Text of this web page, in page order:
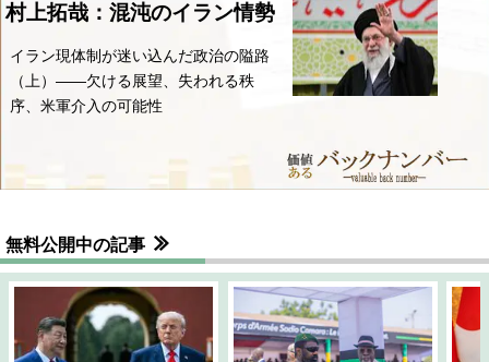
村上拓哉：混沌のイラン情勢
イラン現体制が迷い込んだ政治の隘路
（上）――欠ける展望、失われる秩
序、米軍介入の可能性
無料公開中の記事